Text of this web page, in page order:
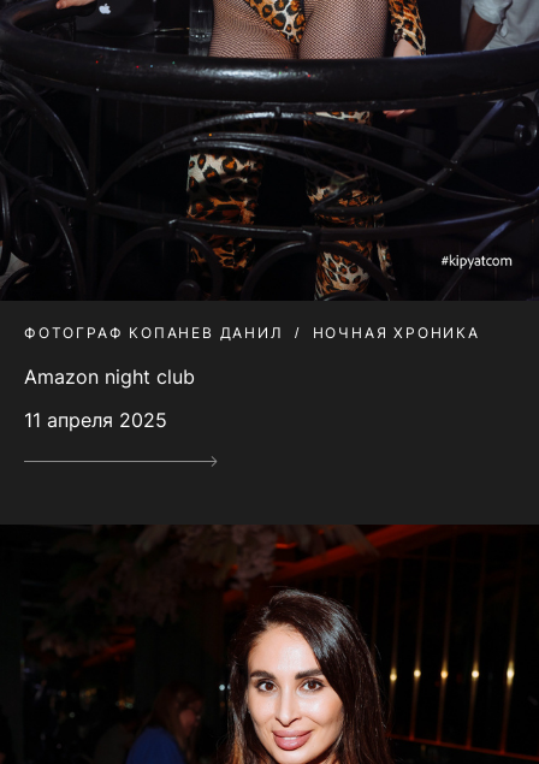
ФОТОГРАФ КОПАНЕВ ДАНИЛ НОЧНАЯ ХРОНИКА
Amazon night club
11 апреля 2025